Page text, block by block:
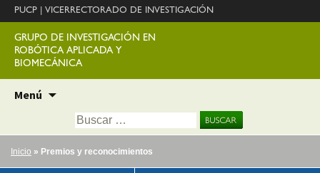
PUCP VICERRECTORADO DE INVESTIGACIÓN
GRUPO DE INVESTIGACIÓN EN
ROBÓTICA APLICADA Y
BIOMECÁNICA
Menú
contenido
Buscar:
Inicio » Premios y reconocimientos